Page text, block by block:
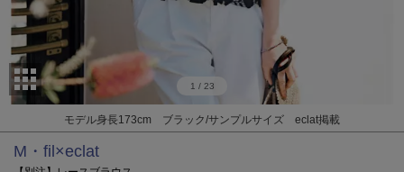
1 / 23
モデル身長173cm ブラック/サンプルサイズ eclat掲載
M・fil×eclat